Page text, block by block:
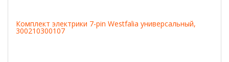
Комплект электрики 7-pin Westfalia универсальный,
300210300107